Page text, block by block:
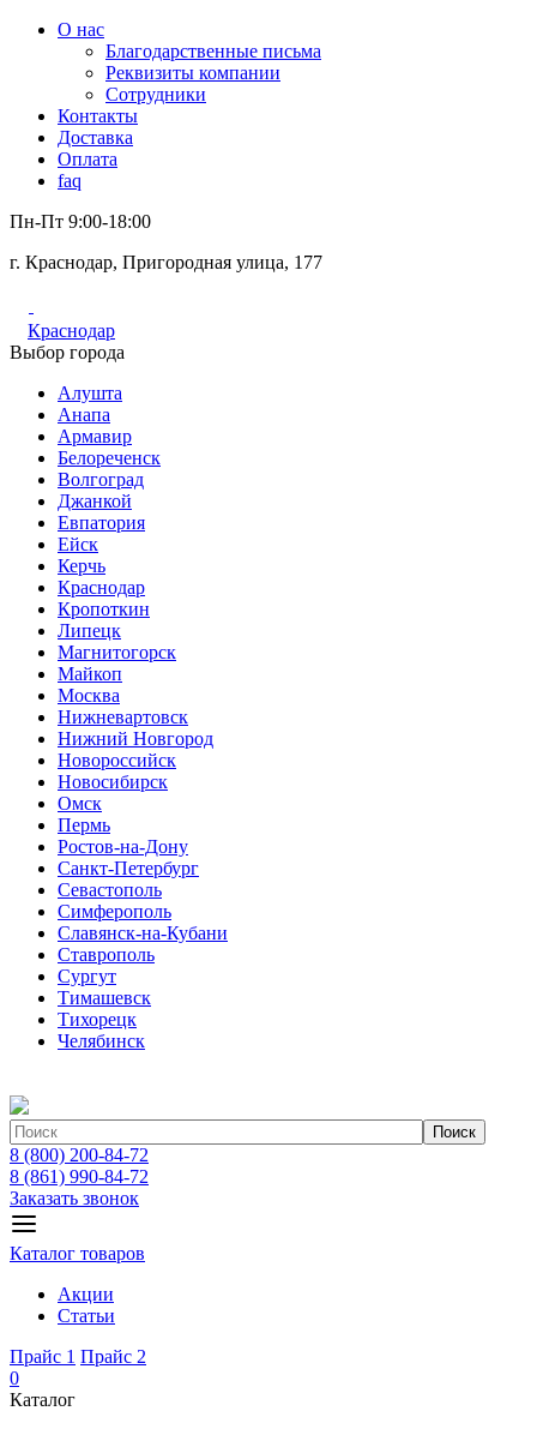
О нас
Благодарственные письма
Реквизиты компании
Сотрудники
Контакты
Доставка
Оплата
faq
Пн-Пт 9:00-18:00
г. Краснодар, Пригородная улица, 177
Краснодар
Выбор города
Алушта
Анапа
Армавир
Белореченск
Волгоград
Джанкой
Евпатория
Ейск
Керчь
Краснодар
Кропоткин
Липецк
Магнитогорск
Майкоп
Москва
Нижневартовск
Нижний Новгород
Новороссийск
Новосибирск
Омск
Пермь
Ростов-на-Дону
Санкт-Петербург
Севастополь
Симферополь
Славянск-на-Кубани
Ставрополь
Сургут
Тимашевск
Тихорецк
Челябинск
Поиск
8 (800) 200-84-72
8 (861) 990-84-72
Заказать звонок
Каталог товаров
Акции
Статьи
Прайс 1 Прайс 2
0
Каталог